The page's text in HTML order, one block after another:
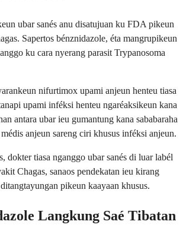
ubar sanés anu disatujuan ku FDA pikeun
Sapertos bénznidazole, éta mangrupikeun
ku cara nyerang parasit Trypanosoma
nifurtimox upami anjeun henteu tiasa
upami inféksi henteu ngaréaksikeun kana
antara ubar ieu gumantung kana sababaraha
anjeun sareng ciri khusus inféksi anjeun.
dokter tiasa nganggo ubar sanés di luar labél
Chagas, sanaos pendekatan ieu kirang
pikeun kaayaan khusus.
Langkung Saé Tibatan